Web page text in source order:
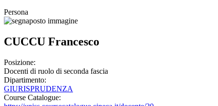
Persona
CUCCU Francesco
Posizione:
Docenti di ruolo di seconda fascia
Dipartimento:
GIURISPRUDENZA
Course Catalogue: